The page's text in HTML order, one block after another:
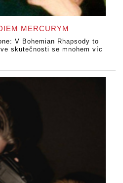
MERCURYM
V Bohemian Rhapsody to
skutečnosti se mnohem víc